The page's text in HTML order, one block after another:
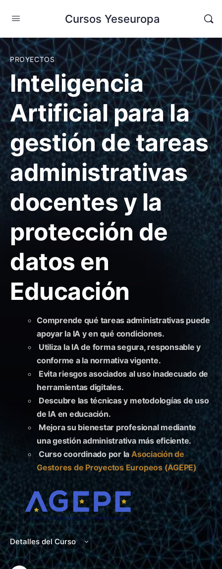
Cursos Yeseuropa
PROYECTOS
Inteligencia
Artificial para la
gestión de tareas
administrativas
docentes y la
protección de
datos en
Educación
Comprende qué tareas administrativas puede
apoyar la IA y en qué condiciones.
Utiliza la IA de forma segura, responsable y
conforme a la normativa vigente.
Evita riesgos asociados al uso inadecuado de
herramientas digitales.
Descubre las técnicas y metodologías de uso
de IA en educación.
Mejora su bienestar profesional mediante
una gestión administrativa más eficiente.
Curso coordinado por la Asociación de
Gestores de Proyectos Europeos (AGEPE)
Detalles del Curso